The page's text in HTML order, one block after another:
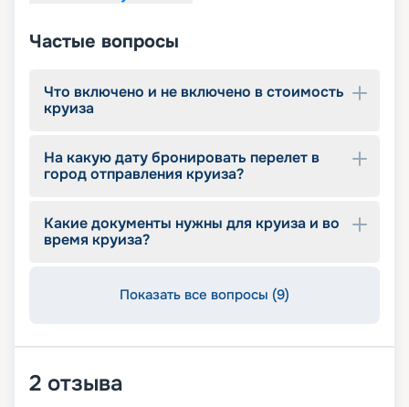
Частые вопросы
Что включено и не включено в стоимость
круиза
На какую дату бронировать перелет в
город отправления круиза?
Какие документы нужны для круиза и во
время круиза?
Показать все вопросы (9)
2 отзыва